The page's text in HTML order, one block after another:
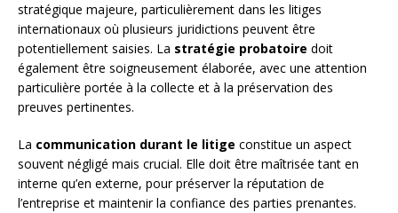
stratégique majeure, particulièrement dans les litiges
internationaux où plusieurs juridictions peuvent être
potentiellement saisies. La stratégie probatoire doit
également être soigneusement élaborée, avec une attention
particulière portée à la collecte et à la préservation des
preuves pertinentes.
La communication durant le litige constitue un aspect
souvent négligé mais crucial. Elle doit être maîtrisée tant en
interne qu’en externe, pour préserver la réputation de
l’entreprise et maintenir la confiance des parties prenantes.